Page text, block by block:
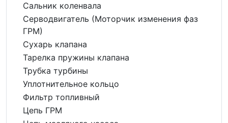
Сальник коленвала
Серводвигатель (Моторчик изменения фаз
ГРМ)
Сухарь клапана
Тарелка пружины клапана
Трубка турбины
Уплотнительное кольцо
Фильтр топливный
Цепь ГРМ